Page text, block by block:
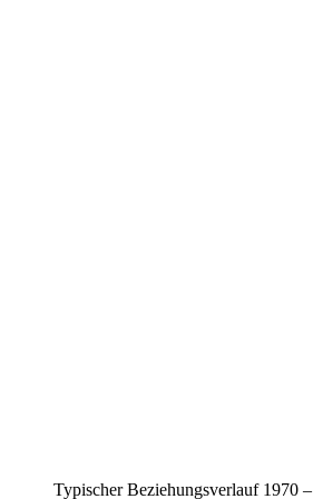
Typischer Beziehungsverlauf 1970